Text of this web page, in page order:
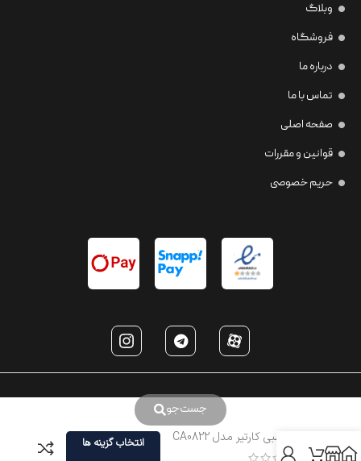
جست‌جو
وبلاگ
فروشگاه
درباره ما
تماس با ما
صفحه اصلی
قوانین و مقررات
حریم خصوصی
عینک طبی کارتیر مدل CA0822 انتخاب گزینه ها